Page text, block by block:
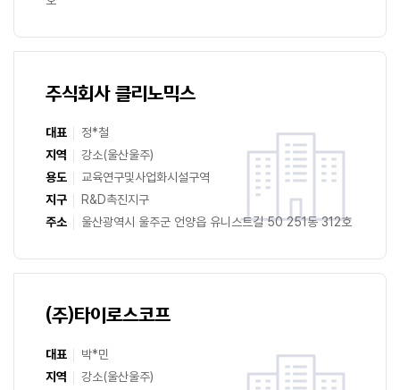
주식회사 클리노믹스
대표
정*철
지역
강소(울산울주)
용도
교육연구및사업화시설구역
지구
R&D촉진지구
주소
울산광역시 울주군 언양읍 유니스트길 50 251동 312호
(주)타이로스코프
대표
박*민
지역
강소(울산울주)